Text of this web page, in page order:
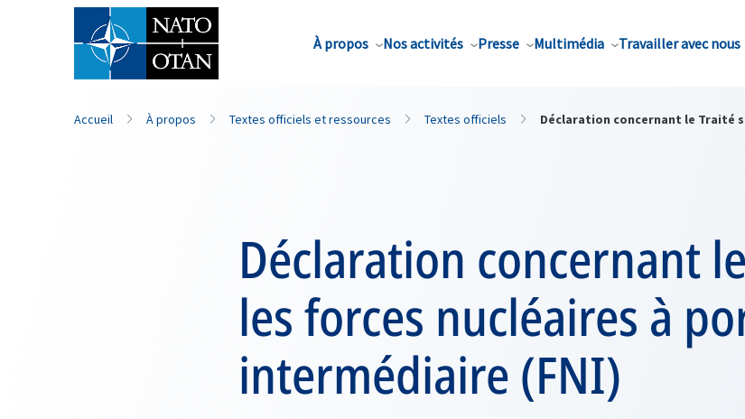
À propos Nos activités Presse Multimédia Travailler avec nous
Nom de famille*
Accueil À propos Textes officiels et ressources Textes officiels Déclaration concernant le Traité
Déclaration concernant
les forces nucléaires à
intermédiaire (FNI)